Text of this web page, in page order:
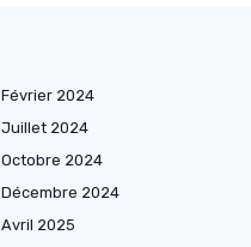
Février 2024
Juillet 2024
Octobre 2024
Décembre 2024
Avril 2025